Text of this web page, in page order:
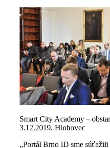
Smart City Academy –
3.12.2019, Hlohovec
„Portál Brno ID sme súťažili